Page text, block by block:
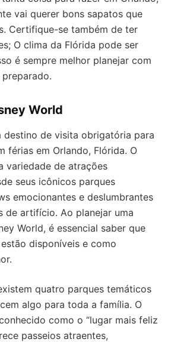
vai querer bons sapatos que
Certifique-se também de ter
O clima da Flórida pode ser
é sempre melhor planejar com
World
destino de visita obrigatória para
férias em Orlando, Flórida. O
variedade de atrações
seus icônicos parques
emocionantes e deslumbrantes
de artifício. Ao planejar uma
World, é essencial saber que
disponíveis e como
quatro parques temáticos
algo para toda a família. O
como o “lugar mais feliz
passeios atraentes,